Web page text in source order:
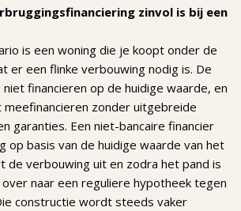
zinvol is bij een
is een woning die je koopt onder de
er een flinke verbouwing nodig is. De
financieren op de huidige waarde, en
zonder uitgebreide
garanties. Een niet-bancaire financier
op basis van de huidige waarde van het
de verbouwing uit en zodra het pand is
naar een reguliere hypotheek tegen
constructie wordt steeds vaker